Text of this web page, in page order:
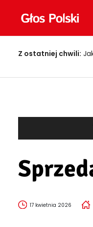
Z ostatniej chwili:
17 kwietnia 2026